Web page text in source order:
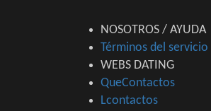
NOSOTROS / AYUDA
Términos del servicio
WEBS DATING
QueContactos
Lcontactos